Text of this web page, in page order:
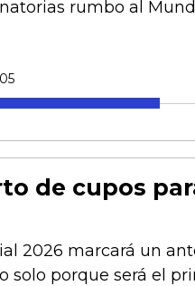
rumbo al
de cupos
2026 marcará un
solo porque será el